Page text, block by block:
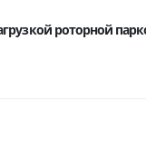
роторной